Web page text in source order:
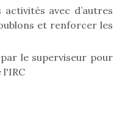
avec d’autres
et renforcer les
le superviseur pour